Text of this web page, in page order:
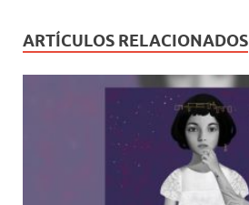
ARTÍCULOS RELACIONADOS